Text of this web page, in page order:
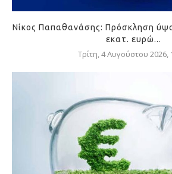
Νίκος Παπαθανάσης: Πρόσκληση
εκατ. ευρώ...
Τρίτη, 4 Αυγούστου 2026,